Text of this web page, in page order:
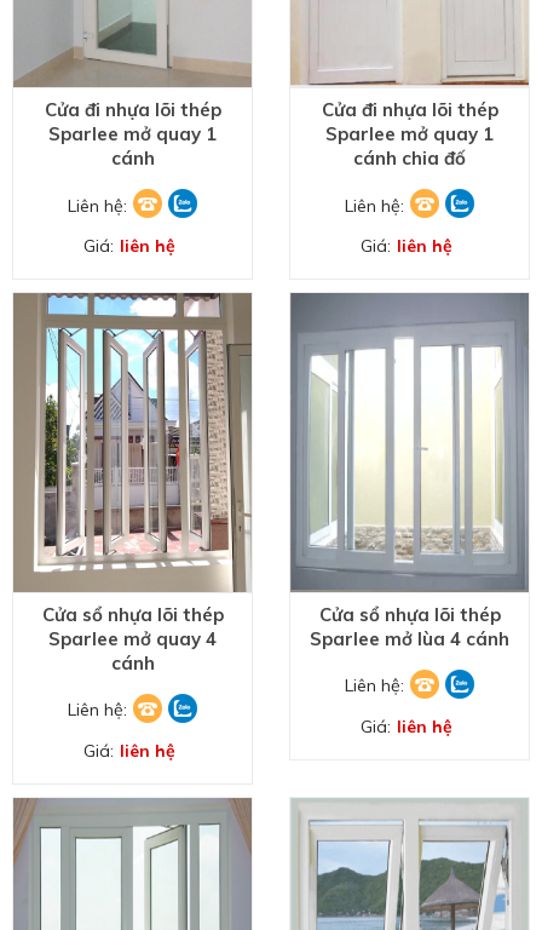
Cửa đi nhựa lõi thép
Sparlee mở quay 1
cánh
Liên hệ:
Giá: liên hệ
Cửa đi nhựa lõi thép
Sparlee mở quay 1
cánh chia đố
Liên hệ:
Giá: liên hệ
Cửa sổ nhựa lõi thép
Sparlee mở quay 4
cánh
Liên hệ:
Giá: liên hệ
Cửa sổ nhựa lõi thép
Sparlee mở lùa 4 cánh
Liên hệ:
Giá: liên hệ